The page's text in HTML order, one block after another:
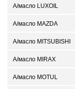
А/масло LUXOIL
А/масло MAZDA
А/масло MITSUBISHI
А/масло MIRAX
А/масло MOTUL